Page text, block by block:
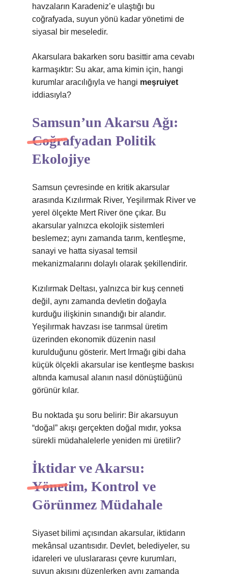
havzaların Karadeniz’e ulaştığı bu
coğrafyada, suyun yönü kadar yönetimi de
siyasal bir meseledir.
Akarsulara bakarken soru basittir ama cevabı
karmaşıktır: Su akar, ama kimin için, hangi
kurumlar aracılığıyla ve hangi meşruiyet
iddiasıyla?
Samsun’un Akarsu Ağı:
Coğrafyadan Politik
Ekolojiye
Samsun çevresinde en kritik akarsular
arasında Kızılırmak River, Yeşilırmak River ve
yerel ölçekte Mert River öne çıkar. Bu
akarsular yalnızca ekolojik sistemleri
beslemez; aynı zamanda tarım, kentleşme,
sanayi ve hatta siyasal temsil
mekanizmalarını dolaylı olarak şekillendirir.
Kızılırmak Deltası, yalnızca bir kuş cenneti
değil, aynı zamanda devletin doğayla
kurduğu ilişkinin sınandığı bir alandır.
Yeşilırmak havzası ise tarımsal üretim
üzerinden ekonomik düzenin nasıl
kurulduğunu gösterir. Mert Irmağı gibi daha
küçük ölçekli akarsular ise kentleşme baskısı
altında kamusal alanın nasıl dönüştüğünü
görünür kılar.
Bu noktada şu soru belirir: Bir akarsuyun
“doğal” akışı gerçekten doğal mıdır, yoksa
sürekli müdahalelerle yeniden mi üretilir?
İktidar ve Akarsu:
Yönetim, Kontrol ve
Görünmez Müdahale
Siyaset bilimi açısından akarsular, iktidarın
mekânsal uzantısıdır. Devlet, belediyeler, su
idareleri ve uluslararası çevre kurumları,
suyun akışını düzenlerken aynı zamanda